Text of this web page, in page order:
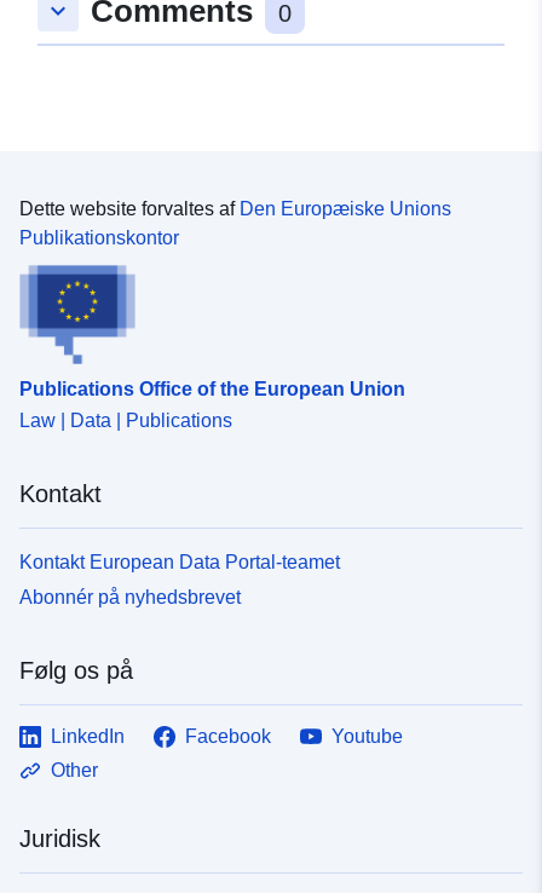
Type: Polygon
d3c6-488b-a8df-a4ab7ff36ed6
keyboard_arrow_down Comments 0
Dette website forvaltes af Den Europæiske Unions
Publikationskontor
Publications Office of the European Union
Law | Data | Publications
Kontakt
Kontakt European Data Portal-teamet
Abonnér på nyhedsbrevet
Følg os på
LinkedIn Facebook
Youtube
Other
Juridisk